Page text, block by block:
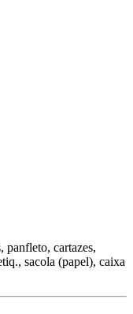
panfleto, cartazes,
sacola (papel), caixa